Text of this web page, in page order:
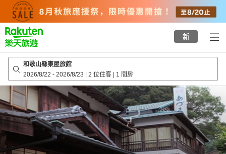
top
page
新
和歌山縣東屋旅館
2026/8/22 - 2026/8/23 | 2 位住客 | 1 間房